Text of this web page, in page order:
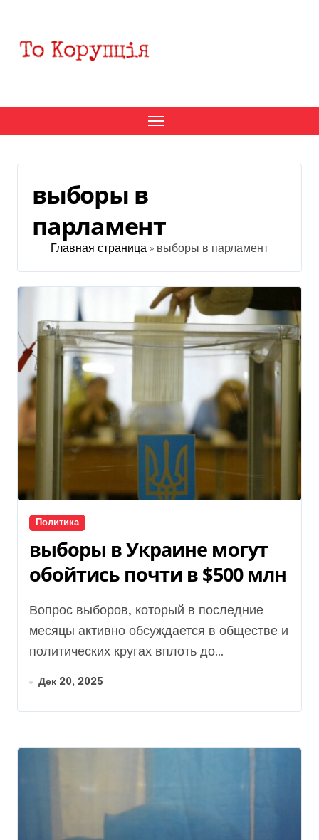
содержанию
выборы в
парламент
Главная страница » выборы в парламент
Политика
выборы в Украине могут
обойтись почти в $500 млн
Вопрос выборов, который в последние
месяцы активно обсуждается в обществе и
политических кругах вплоть до...
Дек 20, 2025